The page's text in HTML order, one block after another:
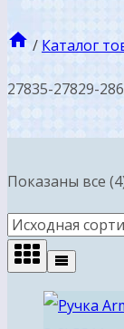
/ Каталог
27835-27829-
Показаны все